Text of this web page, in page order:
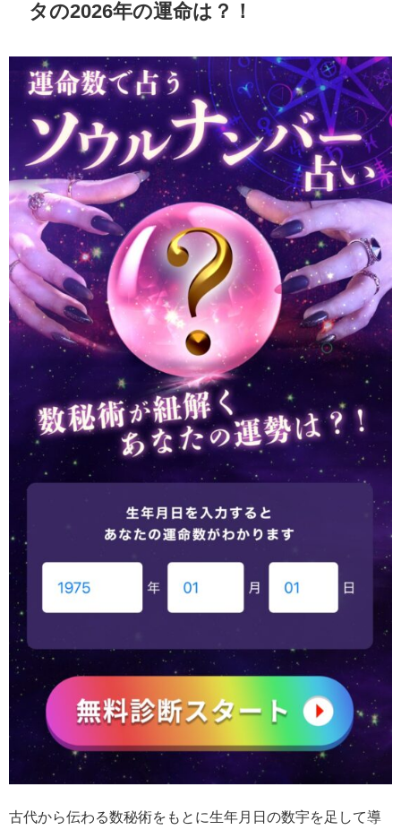
タの2026年の運命は？！
古代から伝わる数秘術をもとに生年月日の数宇を足して導